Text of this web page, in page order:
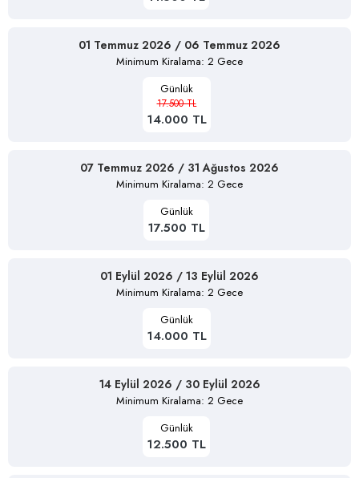
01 Temmuz 2026 / 06 Temmuz 2026
Minimum Kiralama: 2 Gece
Günlük
17.500 TL
14.000 TL
07 Temmuz 2026 / 31 Ağustos 2026
Minimum Kiralama: 2 Gece
Günlük
17.500 TL
01 Eylül 2026 / 13 Eylül 2026
Minimum Kiralama: 2 Gece
Günlük
14.000 TL
14 Eylül 2026 / 30 Eylül 2026
Minimum Kiralama: 2 Gece
Günlük
12.500 TL